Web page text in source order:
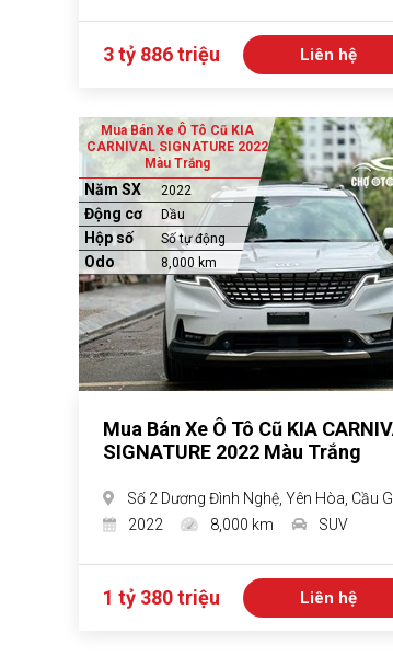
3 tỷ 886 triệu Liên hệ
Mua Bán Xe Ô Tô Cũ KIA
CARNIVAL SIGNATURE 2022
Màu Trắng
Năm SX 2022
Động cơ Dầu
Hộp số Số tự động
Odo 8,000 km
Mua Bán Xe Ô Tô Cũ KIA
SIGNATURE 2022 Màu Trắng
Số 2 Dương Đình Nghệ, Yên Hòa, Cầu
2022
8,000 km SUV
1 tỷ 380 triệu Liên hệ